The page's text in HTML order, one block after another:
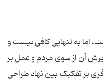
اما به تنهایی کافی نیست و
آن از سوی مردم و عمل بر
بر تفکیک بین نهاد طراحی